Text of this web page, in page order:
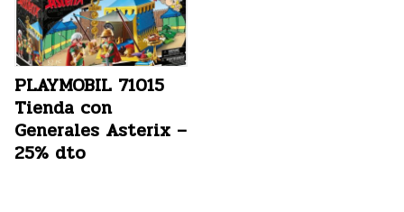
PLAYMOBIL 71015
Tienda con
Generales Asterix –
25% dto